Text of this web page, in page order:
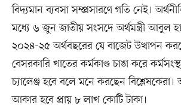
বিদ্যমান ব্যবসা সম্প্রসারণে গতি নেই।
মধ্যে ৬ জুন জাতীয় সংসদে অর্থমন্ত্রী আবুল
২০২৪-২৫ অর্থবছরের যে বাজেট উত্থাপন
বেসরকারি খাতের কর্মকাণ্ড চাঙা করে
চ্যালেঞ্জ হবে বলে মনে করছেন
আকার হবে প্রায় ৮ লাখ কোটি টাকা।